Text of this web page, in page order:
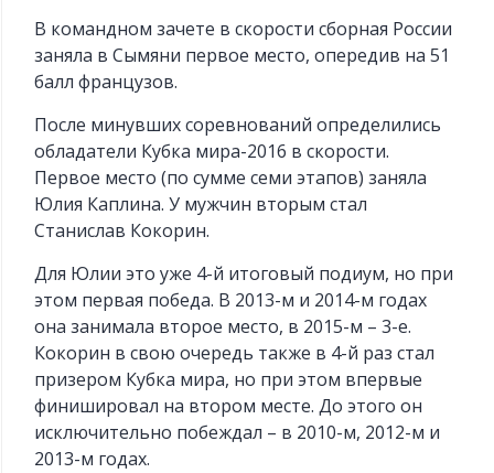
В командном зачете в скорости сборная России
заняла в Сымяни первое место, опередив на 51
балл французов.
После минувших соревнований определились
обладатели Кубка мира-2016 в скорости.
Первое место (по сумме семи этапов) заняла
Юлия Каплина. У мужчин вторым стал
Станислав Кокорин.
Для Юлии это уже 4-й итоговый подиум, но при
этом первая победа. В 2013-м и 2014-м годах
она занимала второе место, в 2015-м – 3-е.
Кокорин в свою очередь также в 4-й раз стал
призером Кубка мира, но при этом впервые
финишировал на втором месте. До этого он
исключительно побеждал – в 2010-м, 2012-м и
2013-м годах.